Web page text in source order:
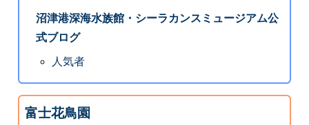
沼津港深海水族館・シーラカンスミュージアム公
式ブログ
人気者
富士花鳥園